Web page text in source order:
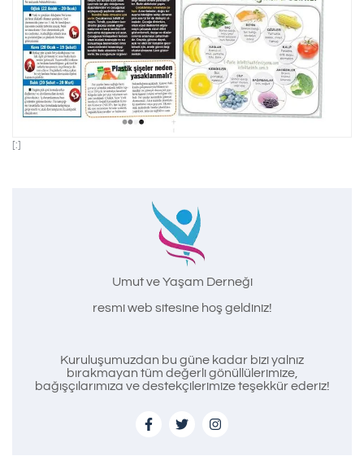
[:]
Umut ve Yaşam Derneği
resmi web sitesine hoş geldiniz!
Kuruluşumuzdan bu güne kadar bizi yalnız
bırakmayan tüm değerli gönüllülerimize,
bağışçılarımıza ve destekçilerimize teşekkür ederiz!